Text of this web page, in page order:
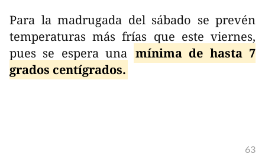
Para la madrugada del sábado se prevén
temperaturas más frías que este viernes,
pues se espera una mínima de hasta 7
grados centígrados.
63